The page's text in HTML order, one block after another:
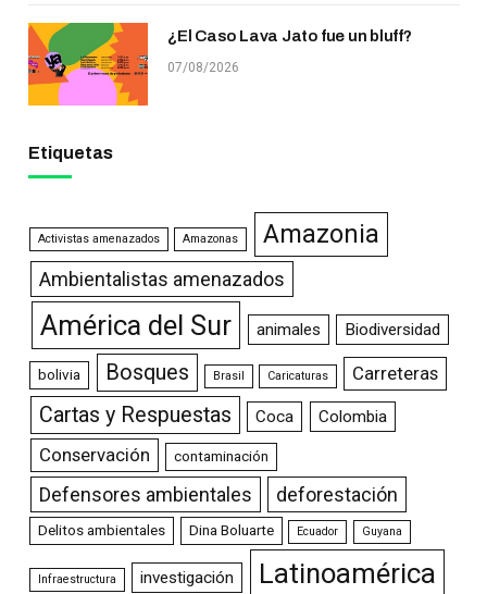
¿El Caso Lava Jato fue un bluff?
07/08/2026
Etiquetas
Activistas amenazados Amazonas Amazonia
Ambientalistas amenazados
América del Sur animales Biodiversidad
bolivia Bosques Brasil Caricaturas Carreteras
Cartas y Respuestas Coca Colombia
Conservación contaminación
Defensores ambientales deforestación
Delitos ambientales Dina Boluarte Ecuador Guyana
Infraestructura investigación Latinoamérica